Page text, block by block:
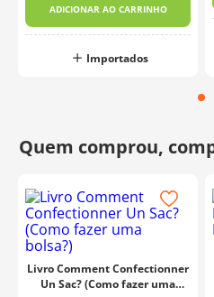
ADICIONAR AO CARRINHO
Importados
Livro Comment Confectionner
Un Sac? (Como fazer uma